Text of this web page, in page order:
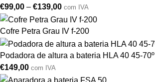
€99,00 – €139,00 com IVA
Cofre Petra Grau IV f-200
Podadora de altura a bateria HLA 40 45-70º
€149,00 com IVA